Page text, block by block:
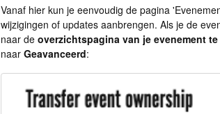
Vanaf hier kun je eenvoudig de pagina
wijzigingen of updates aanbrengen. Als je de
naar de overzichtspagina van je evenement te
naar Geavanceerd: